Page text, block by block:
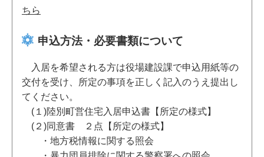
ちら
申込方法・必要書類について
入居を希望される方は役場建設課で申込用紙等の
交付を受け、所定の事項を正しく記入のうえ提出し
てください。
(１)陸別町営住宅入居申込書【所定の様式】
(２)同意書 ２点【所定の様式】
・地方税情報に関する照会